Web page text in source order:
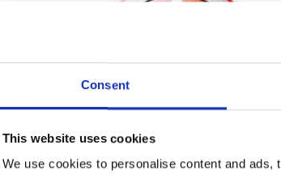
Consent
This website uses cookies
We use cookies to personalise content and